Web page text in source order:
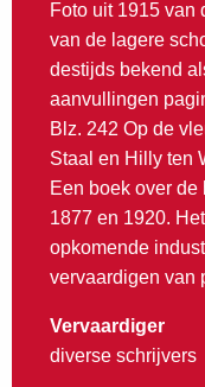
Foto uit 1915 van
van de lagere
destijds bekend
aanvullingen
Blz. 242 Op de
Staal en Hilly ten
Een boek over
1877 en 1920.
opkomende
vervaardigen van
Vervaardiger
diverse schrijvers